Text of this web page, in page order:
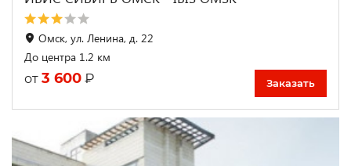
Омск, ул. Ленина, д. 22
До центра 1.2 км
от 3 600 ₽ Заказать